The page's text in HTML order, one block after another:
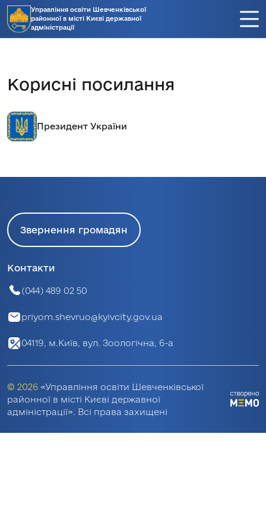
Управління освіти Шевченківської
районної в місті Києві державної
адміністрації
Корисні посилання
Президент України
Звернення громадян
Контакти
(044) 489 02 50
priyom.shevruo@kyivcity.gov.ua
04119, м.Київ, вул. Зоологічна, 6-а
© 2026 «Управління освіти Шевченківської
районної в місті Києві державної
адміністрації». Всі права захищені